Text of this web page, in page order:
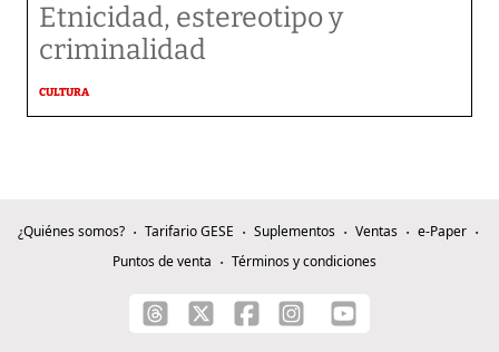
Etnicidad, estereotipo y
criminalidad
CULTURA
¿Quiénes somos? Tarifario GESE Suplementos Ventas
e-Paper
Puntos de venta
Términos y condiciones